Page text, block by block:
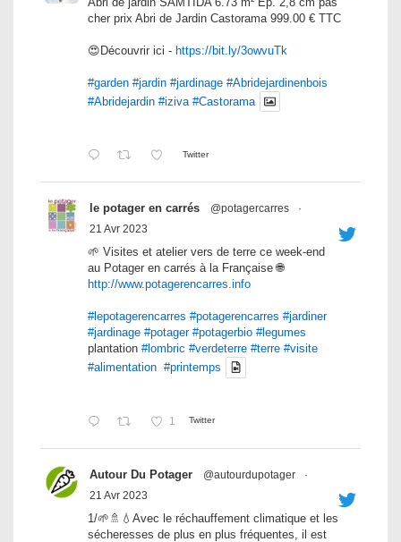
cher prix Abri de Jardin Castorama 999.00 € TTC
😍Découvrir ici - https://bit.ly/3owvuTk
#garden #jardin #jardinage #Abridejardinenbois
#Abridejardin #iziva #Castorama
Twitter
le potager en carrés @potagercarres
·
21 Avr 2023
🌱 Visites et atelier vers de terre ce week-end
au Potager en carrés à la Française 🌐
http://www.potagerencarres.info
#lepotagerencarres #potagerencarres #jardiner
#jardinage #potager #potagerbio #legumes
plantation #lombric #verdeterre #terre #visite
#alimentation #printemps
1 Twitter
Autour Du Potager @autourdupotager
·
21 Avr 2023
1/🌱🚿💧Avec le réchauffement climatique et les
sécheresses de plus en plus fréquentes, il est